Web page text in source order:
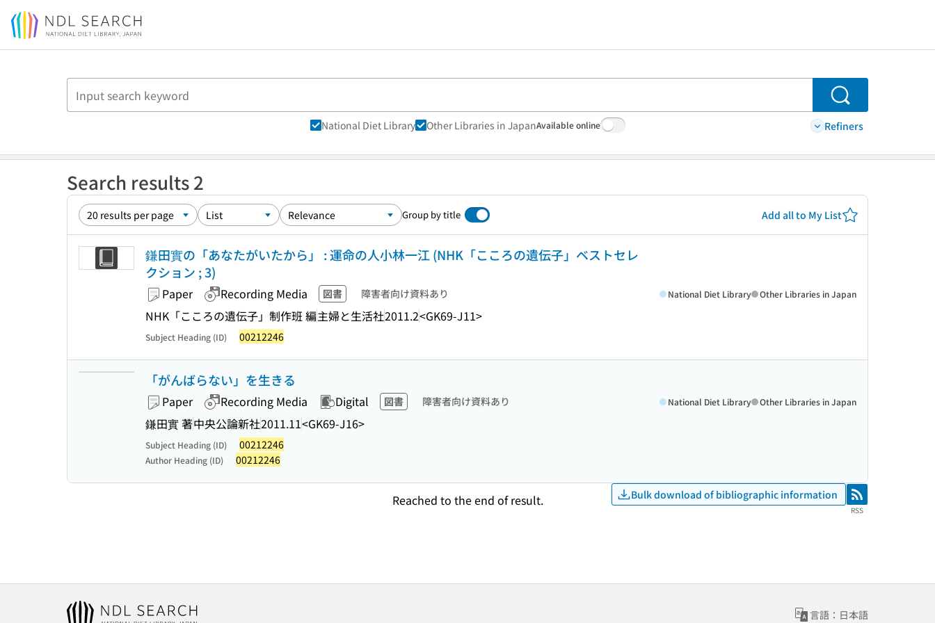
Jump to main content
Search
National Diet Library Other Libraries in JapanAvailable online Refiners
Search results 2
Group by title Add all to My List
鎌田實の「あなたがいたから」 : 運命の人小林一江 (NHK「こころの遺伝子」ベストセレ
クション ; 3)
Paper Recording Media 図書 障害者向け資料あり
NHK「こころの遺伝子」制作班 編主婦と生活社2011.2<GK69-J11>
National Diet Library Other Libraries in Japan
Subject Heading (ID) 00212246
「がんばらない」を生きる
Paper Recording Media Digital 図書 障害者向け資料あり
鎌田實 著中央公論新社2011.11<GK69-J16>
National Diet Library Other Libraries in Japan
Subject Heading (ID) 00212246
Author Heading (ID) 00212246
Reached to the end of result. Bulk download of bibliographic information RSS
RSS
言語：日本語